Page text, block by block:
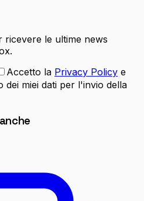
ricevere le ultime news
Accetto la Privacy Policy e
miei dati per l'invio della